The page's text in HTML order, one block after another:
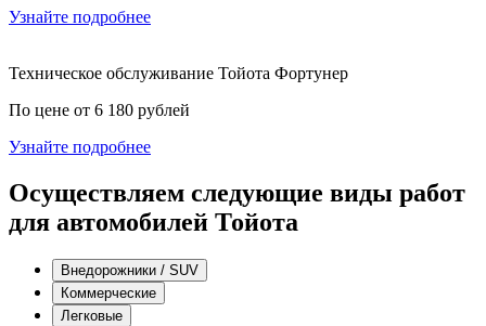
Узнайте подробнее
Техническое обслуживание Тойота Фортунер
По цене от 6 180 рублей
Узнайте подробнее
Осуществляем следующие виды работ
для автомобилей Тойота
Внедорожники / SUV
Коммерческие
Легковые